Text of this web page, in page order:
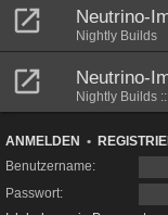
Neutrino-
Nightly Builds
Neutrino-
Nightly Builds
ANMELDEN •
Benutzername:
Passwort: